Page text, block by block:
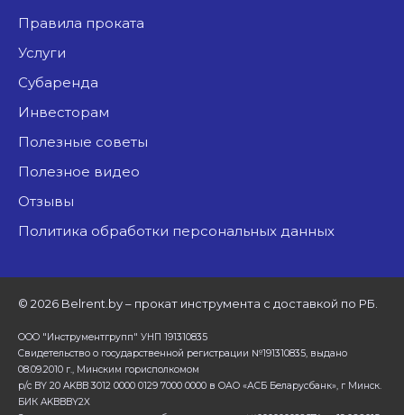
Правила проката
Услуги
Субаренда
Инвесторам
Полезные советы
Полезное видео
Отзывы
Политика обработки персональных данных
© 2026 Belrent.by – прокат инструмента с доставкой по РБ.
ООО "Инструментгрупп" УНП 191310835
Свидетельство о государственной регистрации №191310835, выдано
08.09.2010 г., Минским горисполкомом
р/с BY 20 AKBB 3012 0000 0129 7000 0000 в ОАО «АСБ Беларусбанк», г Минск.
БИК AKBBBY2X